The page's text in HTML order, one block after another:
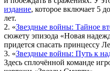
издание, которое включает 5
лет.
2. «Звездные войны: Тайное
сюжету эпизода «Новая
придется спасать принцессу
3. «Звездные войны: Путь к
Здесь сплочённой команде